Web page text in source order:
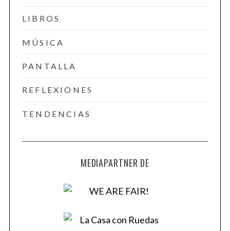
LIBROS
MÚSICA
PANTALLA
REFLEXIONES
TENDENCIAS
MEDIAPARTNER DE